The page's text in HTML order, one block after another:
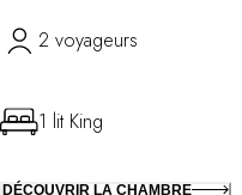
2 voyageurs
1 lit King
DÉCOUVRIR LA CHAMBRE